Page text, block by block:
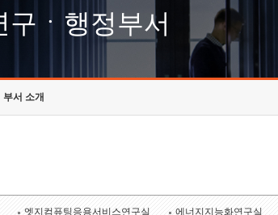
객의소리
의계약 현황
구ㆍ행정부서
부서 소개
엣지컴퓨팅응용서비스연구실 에너지지능화연구실